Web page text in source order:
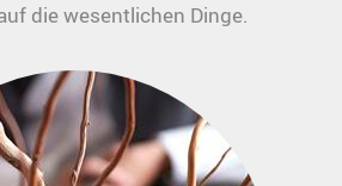
die wesentlichen Dinge.